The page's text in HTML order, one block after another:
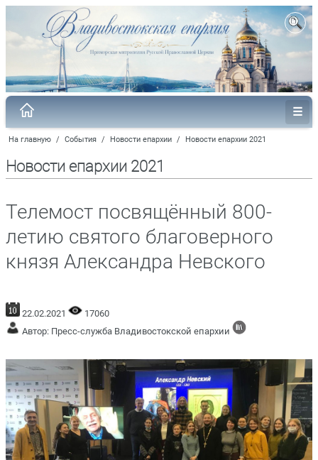
На главную / События / Новости епархии / Новости епархии 2021
Новости епархии 2021
Телемост посвящённый 800-
летию святого благоверного
князя Александра Невского
22.02.2021
17060
Автор: Пресс-служба Владивостокской епархии